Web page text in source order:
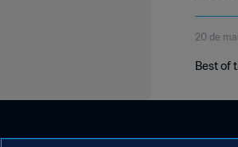
20 de
Best of